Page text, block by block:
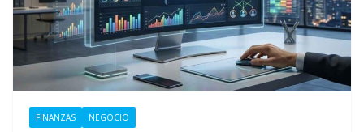
FINANZAS NEGOCIO